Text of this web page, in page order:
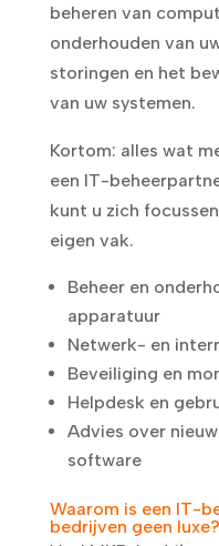
beheren van
onderhouden van
storingen en het
van uw systemen.
Kortom: alles wat
een IT-
kunt u zich
eigen vak.
Beheer en
apparatuur
Netwerk- en
Beveiliging en
Helpdesk en
Advies over
software
Waarom is een IT-
bedrijven geen luxe?